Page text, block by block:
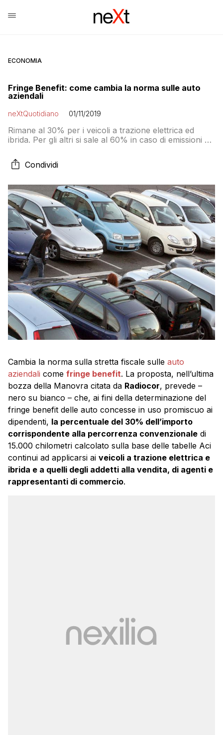
ECONOMIA
Fringe Benefit: come cambia la norma sulle auto
aziendali
neXtQuotidiano 01/11/2019
Rimane al 30% per i veicoli a trazione elettrica ed
ibrida. Per gli altri si sale al 60% in caso di emissioni di
e al 100% in caso di emissioni superiori
Condividi
Cambia la norma sulla stretta fiscale sulle auto
aziendali come fringe benefit. La proposta, nell’ultima
bozza della Manovra citata da Radiocor, prevede –
nero su bianco – che, ai fini della determinazione del
fringe benefit delle auto concesse in uso promiscuo ai
dipendenti, la percentuale del 30% dell’importo
corrispondente alla percorrenza convenzionale di
15.000 chilometri calcolato sulla base delle tabelle Aci
continui ad applicarsi ai veicoli a trazione elettrica e
ibrida e a quelli degli addetti alla vendita, di agenti e
rappresentanti di commercio.